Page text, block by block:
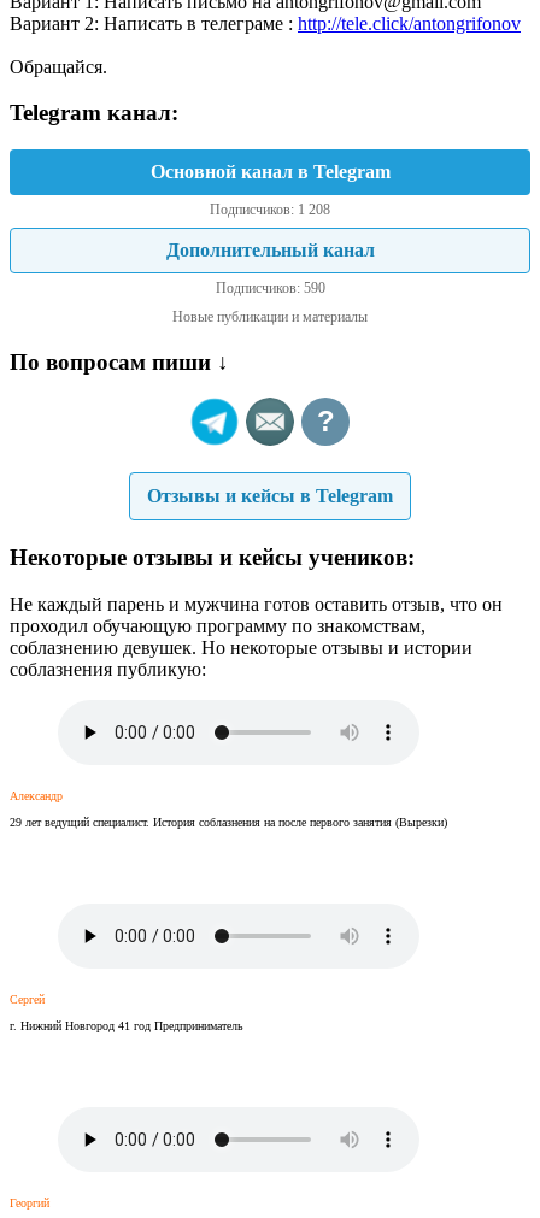
Вариант 2: Написать в телеграме : http://tele.click/antongrifonov
Обращайся.
Telegram канал:
Основной канал в Telegram
Подписчиков: 1 208
Дополнительный канал
Подписчиков: 590
Новые публикации и материалы
По вопросам пиши ↓
?
Отзывы и кейсы в Telegram
Некоторые отзывы и кейсы учеников:
Не каждый парень и мужчина готов оставить отзыв, что он
проходил обучающую программу по знакомствам,
соблазнению девушек. Но некоторые отзывы и истории
соблазнения публикую:
Александр
29 лет ведущий специалист. История соблазнения на после первого занятия (Вырезки)
Сергей
г. Нижний Новгород 41 год Предприниматель
Георгий